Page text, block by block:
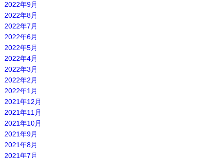
2022年9月
2022年8月
2022年7月
2022年6月
2022年5月
2022年4月
2022年3月
2022年2月
2022年1月
2021年12月
2021年11月
2021年10月
2021年9月
2021年8月
2021年7月